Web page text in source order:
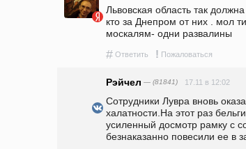
Львовская область так
кто за Днепром от них . мол
москалям- одни развалины
# Ответить ! Пожаловаться
Рэйчел — (81841) 17.11 в 12:02
Сотрудники Лувра вновь
халатности.На этот раз
усиленный досмотр рамку с
безнаказанно повесили ее в